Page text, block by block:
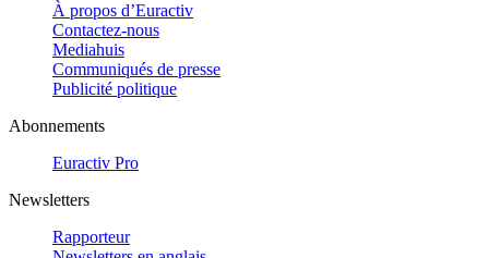
À propos d’Euractiv
Contactez-nous
Mediahuis
Communiqués de presse
Publicité politique
Abonnements
Euractiv Pro
Newsletters
Rapporteur